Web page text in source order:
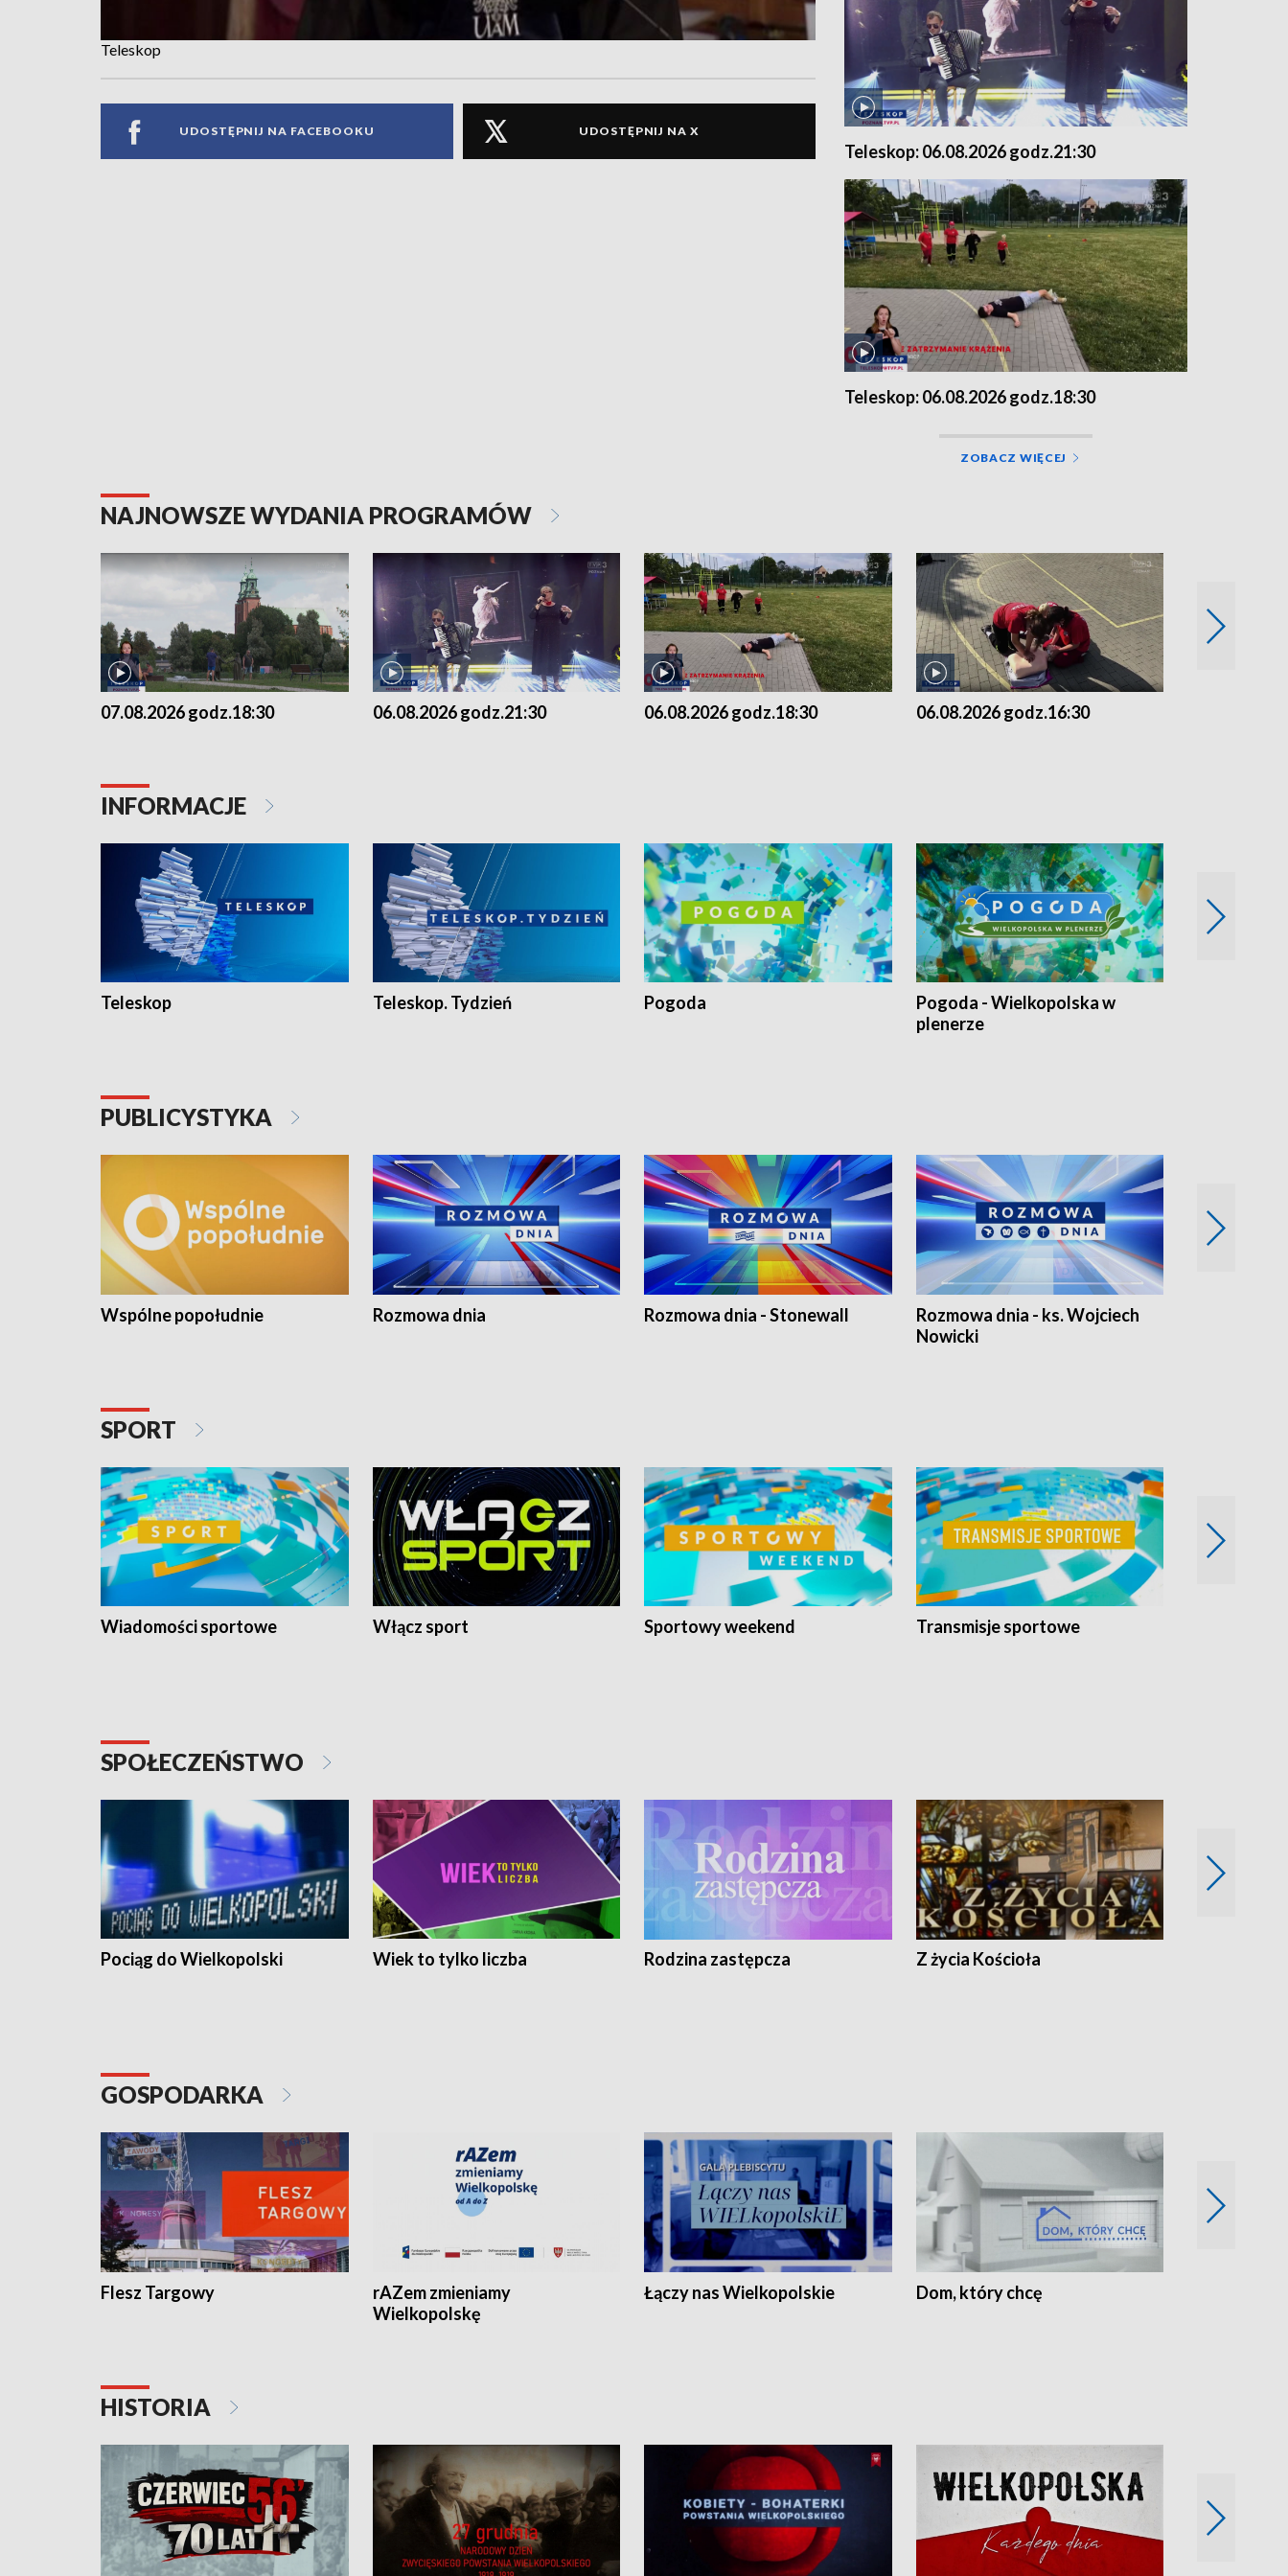
Teleskop
UDOSTĘPNIJ NA FACEBOOKU UDOSTĘPNIJ NA X
Teleskop: 06.08.2026 godz.21:30
Teleskop: 06.08.2026 godz.18:30
ZOBACZ WIĘCEJ
NAJNOWSZE WYDANIA PROGRAMÓW
07.08.2026 godz.18:30 06.08.2026 godz.21:30 06.08.2026 godz.18:30 06.08.2026 godz.16:30
INFORMACJE
Teleskop Teleskop. Tydzień Pogoda
Pogoda - Wielkopolska w
plenerze
PUBLICYSTYKA
Wspólne popołudnie Rozmowa dnia Rozmowa dnia - Stonewall
Rozmowa dnia - ks. Wojciech
Nowicki
SPORT
Wiadomości sportowe Włącz sport Sportowy weekend Transmisje sportowe
SPOŁECZEŃSTWO
Pociąg do Wielkopolski Wiek to tylko liczba Rodzina zastępcza Z życia Kościoła
GOSPODARKA
Flesz Targowy
rAZem zmieniamy
Wielkopolskę
Łączy nas Wielkopolskie Dom, który chcę
HISTORIA